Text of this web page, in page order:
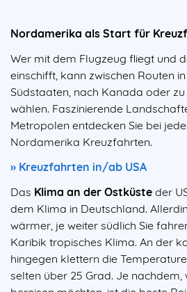
Nordamerika als Start für
Wer mit dem Flugzeug fliegt und
einschifft, kann zwischen Routen
Südstaaten, nach Kanada oder zu
wählen. Faszinierende
Metropolen entdecken Sie bei
Nordamerika Kreuzfahrten.
» Kreuzfahrten in/ab USA
Das Klima an der Ostküste der
dem Klima in Deutschland.
wärmer, je weiter südlich Sie
Karibik tropisches Klima. An der
hingegen klettern die
selten über 25 Grad. Je nachdem,